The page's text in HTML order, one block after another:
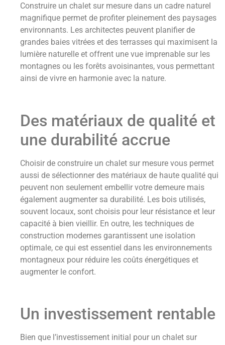
Construire un chalet sur mesure dans un cadre naturel
magnifique permet de profiter pleinement des paysages
environnants. Les architectes peuvent planifier de
grandes baies vitrées et des terrasses qui maximisent la
lumière naturelle et offrent une vue imprenable sur les
montagnes ou les forêts avoisinantes, vous permettant
ainsi de vivre en harmonie avec la nature.
Des matériaux de qualité et
une durabilité accrue
Choisir de construire un chalet sur mesure vous permet
aussi de sélectionner des matériaux de haute qualité qui
peuvent non seulement embellir votre demeure mais
également augmenter sa durabilité. Les bois utilisés,
souvent locaux, sont choisis pour leur résistance et leur
capacité à bien vieillir. En outre, les techniques de
construction modernes garantissent une isolation
optimale, ce qui est essentiel dans les environnements
montagneux pour réduire les coûts énergétiques et
augmenter le confort.
Un investissement rentable
Bien que l’investissement initial pour un chalet sur